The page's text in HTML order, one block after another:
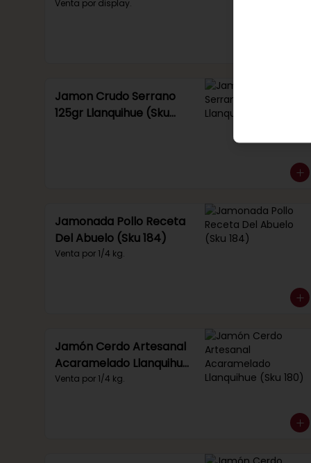
Venta por display.
Jamon Crudo Serrano
125gr Llanquihue (Sku
Jamonada Pollo Receta
Del Abuelo (Sku 184)
Venta por 1/4 kg.
Jamón Cerdo Artesanal
Acaramelado Llanquihue
(Sku 180)
Venta por 1/4 kg.